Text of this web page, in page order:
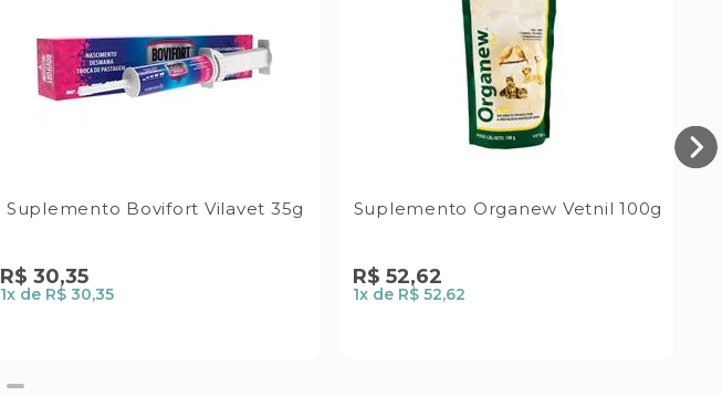
Suplemento Bovifort Vilavet 35g
R$ 30,35
1x de R$ 30,35
Suplemento Organew Vetnil 100g
R$ 52,62
1x de R$ 52,62